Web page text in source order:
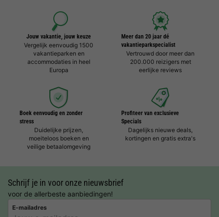
Jouw vakantie, jouw keuze
Vergelijk eenvoudig 1500
vakantieparken en
accommodaties in heel
Europa
Meer dan 20 jaar dé
vakantieparkspecialist
Vertrouwd door meer dan
200.000 reizigers met
eerlijke reviews
Boek eenvoudig en zonder
stress
Duidelijke prijzen,
moeiteloos boeken en
veilige betaalomgeving
Profiteer van exclusieve
Specials
Dagelijks nieuwe deals,
kortingen en gratis extra's
Schrijf je in voor onze nieuwsbrief
voor de allerbeste aanbiedingen!
E-mailadres